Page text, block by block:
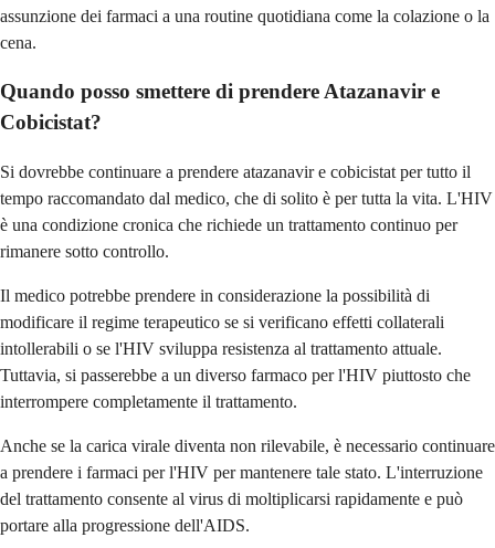
assunzione dei farmaci a una routine quotidiana come la colazione o la
cena.
Quando posso smettere di prendere Atazanavir e
Cobicistat?
Si dovrebbe continuare a prendere atazanavir e cobicistat per tutto il
tempo raccomandato dal medico, che di solito è per tutta la vita. L'HIV
è una condizione cronica che richiede un trattamento continuo per
rimanere sotto controllo.
Il medico potrebbe prendere in considerazione la possibilità di
modificare il regime terapeutico se si verificano effetti collaterali
intollerabili o se l'HIV sviluppa resistenza al trattamento attuale.
Tuttavia, si passerebbe a un diverso farmaco per l'HIV piuttosto che
interrompere completamente il trattamento.
Anche se la carica virale diventa non rilevabile, è necessario continuare
a prendere i farmaci per l'HIV per mantenere tale stato. L'interruzione
del trattamento consente al virus di moltiplicarsi rapidamente e può
portare alla progressione dell'AIDS.